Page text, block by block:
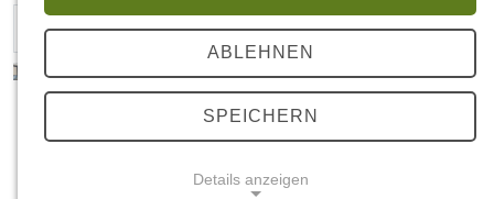
1 2 3 »
HANSA auf der Jobmesse in Leer –
mittendrin statt nur dabei
Am vergangenen Wochenende war unser
ABLEHNEN
SPEICHERN
Details anzeigen